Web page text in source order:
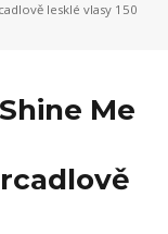
lesklé vlasy 150
Me